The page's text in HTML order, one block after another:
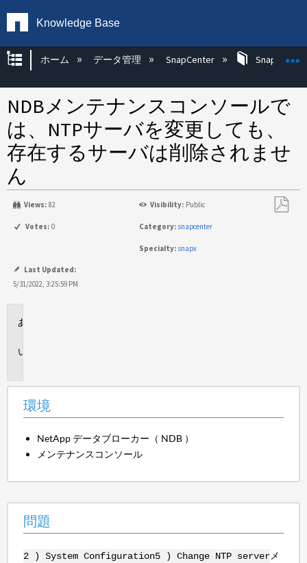
Knowledge Base
グローバル階層を展開/折りたたむ
ホーム データ管理 SnapCenter SnapCenter
NDBメンテナンスコンソールで
は、NTPサーバを変更しても、
存在するサーバは削除されませ
ん
Views: 82 Visibility: Public
Votes: 0 Category: snapcenter
Specialty: snapx
Last Updated:
5/31/2022, 3:25:59 PM
環境
NetApp データブローカー（ NDB ）
メンテナンスコンソール
問題
2 ) System Configuration5 ) Change NTP serverメ